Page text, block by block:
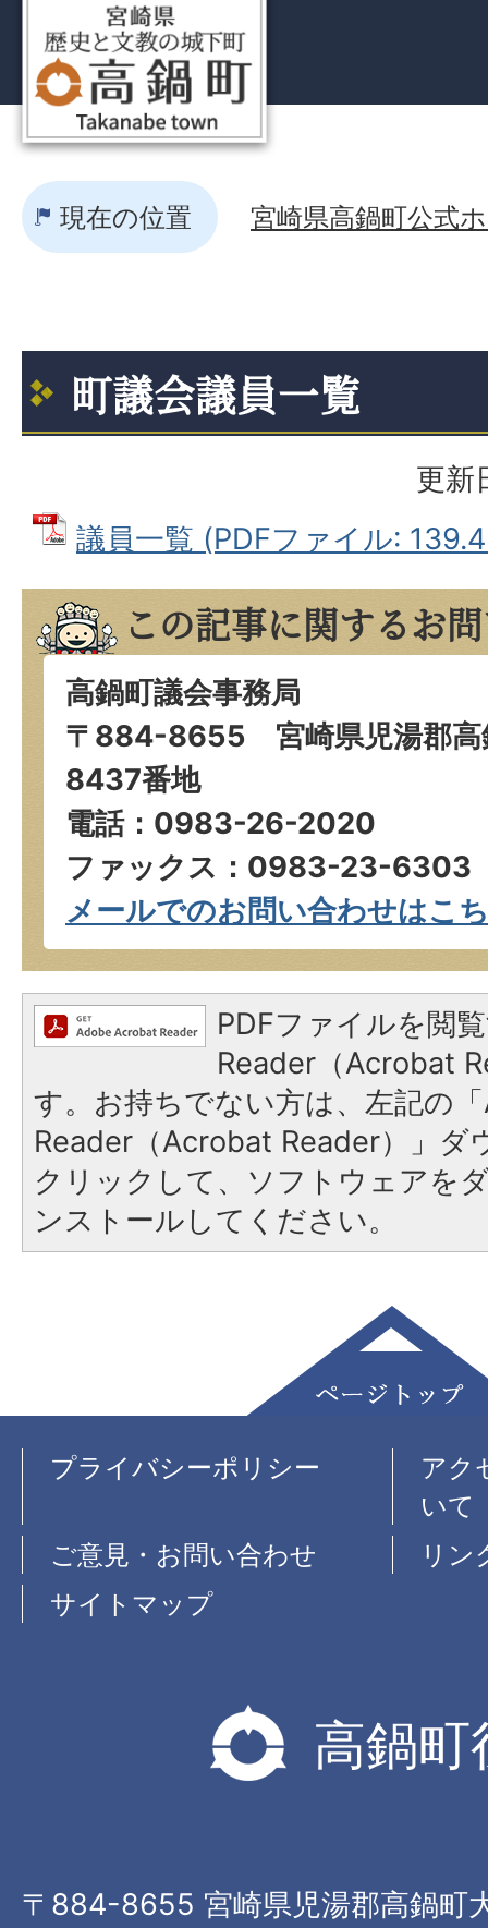
現在の位置 宮崎県高鍋町公式
町議会議員一覧
更新
議員一覧 (PDFファイル:
この記事に関するお
高鍋町議会事務局
〒884-8655 宮崎県児湯郡高
8437番地
電話：0983-26-2020
ファックス：0983-23-6303
メールでのお問い合わせはこ
PDFファイルを閲
Reader（Acrobat
す。お持ちでない方は、左記の
Reader（Acrobat Reader）」ダ
クリックして、ソフトウェアを
ンストールしてください。
プライバシーポリシー
アク
いて
ご意見・お問い合わせ
リン
サイトマップ
高鍋町
〒884-8655 宮崎県児湯郡高鍋町